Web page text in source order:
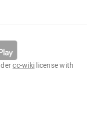
cc-wiki license with